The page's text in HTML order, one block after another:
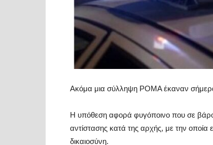
Ακόμα μια σύλληψη ΡΟΜΑ έκαναν σήμερα
Η υπόθεση αφορά φυγόποινο που σε
αντίστασης κατά της αρχής, με την οποία
δικαιοσύνη.